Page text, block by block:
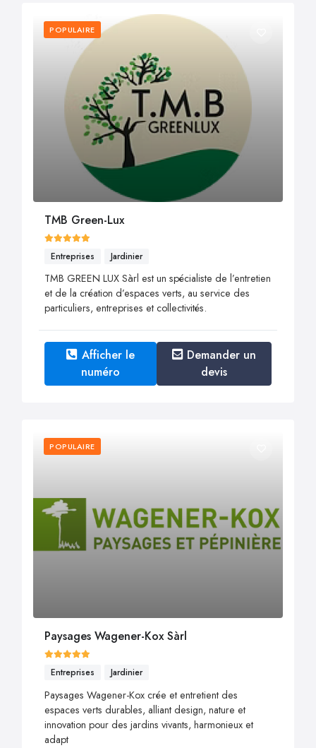
POPULAIRE
TMB Green-Lux
Entreprises Jardinier
TMB GREEN LUX Sàrl est un spécialiste de l’entretien
et de la création d’espaces verts, au service des
particuliers, entreprises et collectivités.
Afficher le
numéro
Demander un
devis
POPULAIRE
Paysages Wagener-Kox Sàrl
Entreprises Jardinier
Paysages Wagener-Kox crée et entretient des
espaces verts durables, alliant design, nature et
innovation pour des jardins vivants, harmonieux et
adapt